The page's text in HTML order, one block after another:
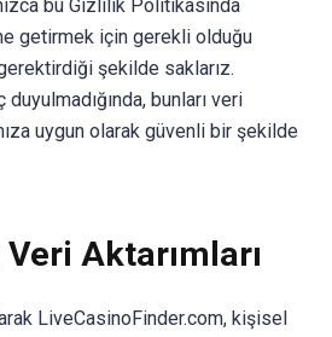
bu Gizlilik Politikasında
getirmek için gerekli olduğu
şekilde saklarız.
bunları veri
uygun olarak güvenli bir şekilde
Aktarımları
LiveCasinoFinder.com, kişisel